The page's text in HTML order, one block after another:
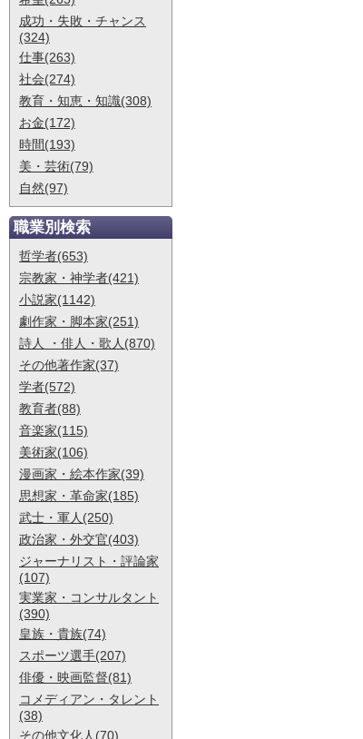
成功・失敗・チャンス
(324)
仕事(263)
社会(274)
教育・知恵・知識(308)
お金(172)
時間(193)
美・芸術(79)
自然(97)
職業別検索
哲学者(653)
宗教家・神学者(421)
小説家(1142)
劇作家・脚本家(251)
詩人 ・俳人・歌人(870)
その他著作家(37)
学者(572)
教育者(88)
音楽家(115)
美術家(106)
漫画家・絵本作家(39)
思想家・革命家(185)
武士・軍人(250)
政治家・外交官(403)
ジャーナリスト・評論家
(107)
実業家・コンサルタント
(390)
皇族・貴族(74)
スポーツ選手(207)
俳優・映画監督(81)
コメディアン・タレント
(38)
その他文化人(70)